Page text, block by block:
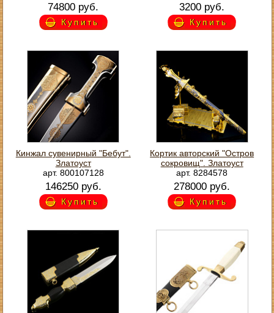
74800 руб.
Купить
3200 руб.
Купить
Кинжал сувенирный "Бебут".
Златоуст
арт. 800107128
146250 руб.
Купить
Кортик авторский "Остров
сокровищ". Златоуст
арт. 8284578
278000 руб.
Купить